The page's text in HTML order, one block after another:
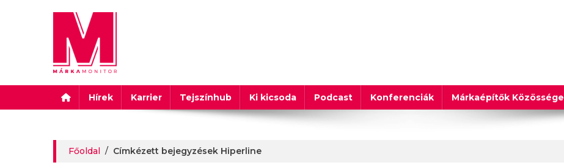
Márkamonitor
Hírek Karrier Tejszínhub Ki kicsoda Podcast Konferenciák Márkaépítők Közössége
Főoldal / Címkézett bejegyzések Hiperline